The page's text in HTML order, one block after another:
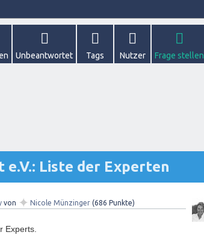
Unbeantwortet Tags Nutzer Frage stellen
Liste der Experten
von ✦ Nicole Münzinger (686 Punkte)
Experts.